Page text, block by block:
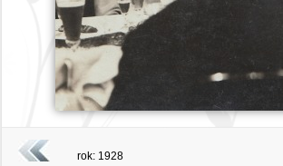
rok: 1928